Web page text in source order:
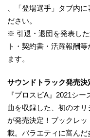
、「登場選手」タブ内
ださい。
※ 引退・退団を発表し
ト・契約書・活躍報酬
ます。
サウンドトラック発売決
『プロスピA』2021シ
曲を収録した、初のオ
が発売決定！ブックレ
載。バラエティに富ん